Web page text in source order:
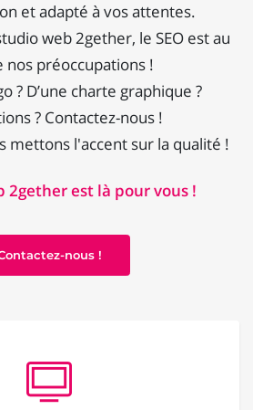
et adapté à vos attentes.
web 2gether, le SEO est au
préoccupations !
? D’une charte graphique ?
? Contactez-nous !
mettons l'accent sur la qualité !
2gether est là pour vous !
nous !